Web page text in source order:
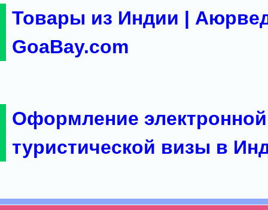
Товары из Индии |
GoaBay.com
Оформление электронной
туристической визы в